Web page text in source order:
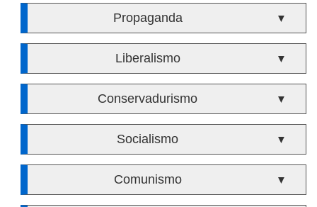
Propaganda ▼
Liberalismo ▼
Conservadurismo ▼
Socialismo ▼
Comunismo ▼